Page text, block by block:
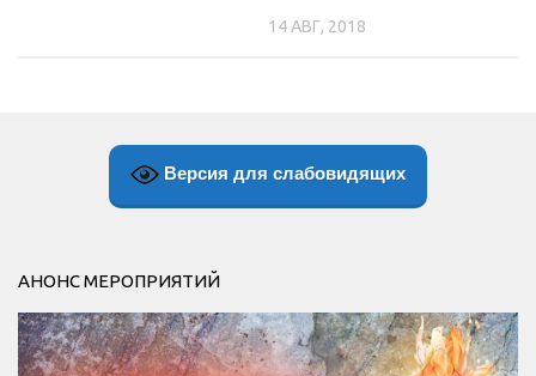
14 АВГ, 2018
Версия для слабовидящих
АНОНС МЕРОПРИЯТИЙ